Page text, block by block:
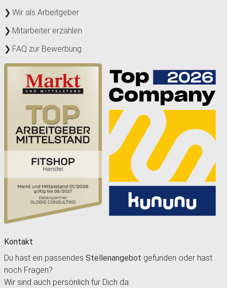
Wir als Arbeitgeber
Mitarbeiter erzählen
FAQ zur Bewerbung
Kontakt
Du hast ein passendes Stellenangebot gefunden oder hast
noch Fragen?
Wir sind auch persönlich für Dich da: